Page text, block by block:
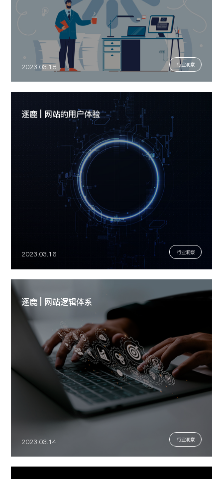
2023.03.18 行业洞察
逐鹿 | 网站的用户体验
2023.03.16 行业洞察
逐鹿 | 网站逻辑体系
2023.03.14 行业洞察